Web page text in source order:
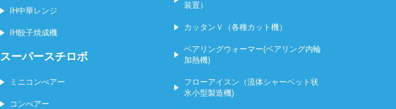
IH中華レンジ
IH餃子焼成機
スーパースチロボ
ミニコンべアー
コンべアー
装置）
カッタンＶ（各種カット機）
ベアリングウォーマー(ベアリング内輪
加熱機)
フローアイスン（流体シャーベット状
氷小型製造機)